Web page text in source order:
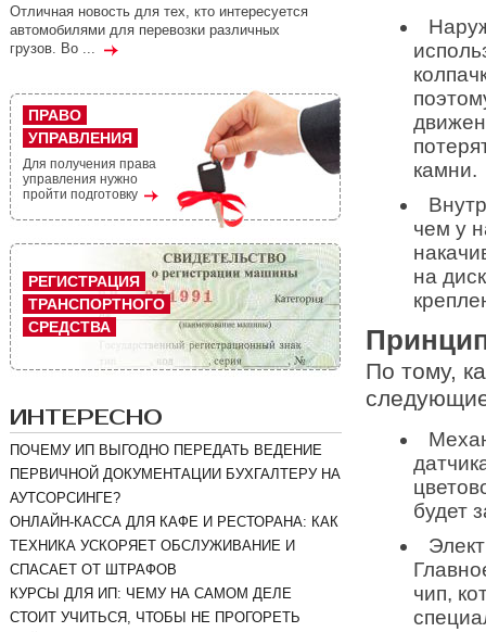
камни.
чем у
на
По тому,
будет
чип,
Отличная новость для тех, кто интересуется
автомобилями для перевозки различных
грузов. Во ...
ПРАВО
УПРАВЛЕНИЯ
Для получения права
управления нужно
пройти подготовку
РЕГИСТРАЦИЯ
ТРАНСПОРТНОГО
СРЕДСТВА
ИНТЕРЕСНО
ПОЧЕМУ ИП ВЫГОДНО ПЕРЕДАТЬ ВЕДЕНИЕ
ПЕРВИЧНОЙ ДОКУМЕНТАЦИИ БУХГАЛТЕРУ НА
АУТСОРСИНГЕ?
ОНЛАЙН-КАССА ДЛЯ КАФЕ И РЕСТОРАНА: КАК
ТЕХНИКА УСКОРЯЕТ ОБСЛУЖИВАНИЕ И
СПАСАЕТ ОТ ШТРАФОВ
КУРСЫ ДЛЯ ИП: ЧЕМУ НА САМОМ ДЕЛЕ
СТОИТ УЧИТЬСЯ, ЧТОБЫ НЕ ПРОГОРЕТЬ